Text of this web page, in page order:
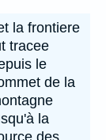
la frontiere
tracee
le
de la
la
des